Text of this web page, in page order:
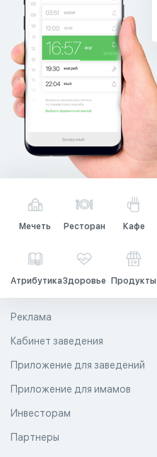
Мечеть Ресторан Кафе
АтрибутикаЗдоровье Продукты
Реклама
Кабинет заведения
Приложение для заведений
Приложение для имамов
Инвесторам
Партнеры